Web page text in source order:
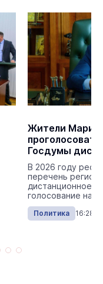
Жители Марий
Госдумы
В 2026 году
перечень
дистанционное
голосование на
Политика 16:28